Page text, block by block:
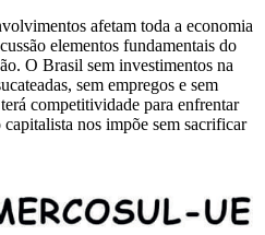
afetam toda a economia
elementos fundamentais do
O Brasil sem investimentos na
sem empregos e sem
competitividade para enfrentar
nos impõe sem sacrificar